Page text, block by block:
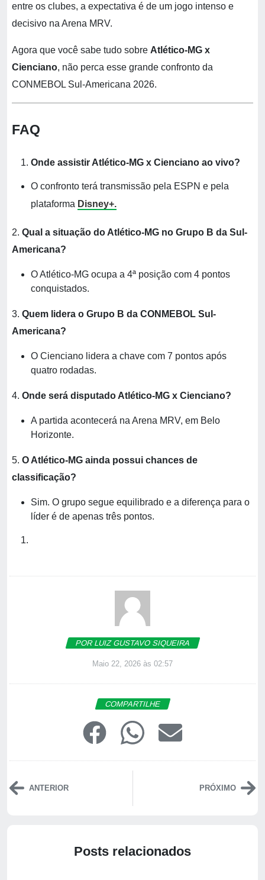
entre os clubes, a expectativa é de um jogo intenso e
decisivo na Arena MRV.
Agora que você sabe tudo sobre Atlético-MG x
Cienciano, não perca esse grande confronto da
CONMEBOL Sul-Americana 2026.
FAQ
Onde assistir Atlético-MG x Cienciano ao vivo?
O confronto terá transmissão pela ESPN e pela
plataforma Disney+.
2. Qual a situação do Atlético-MG no Grupo B da Sul-
Americana?
O Atlético-MG ocupa a 4ª posição com 4 pontos
conquistados.
3. Quem lidera o Grupo B da CONMEBOL Sul-
Americana?
O Cienciano lidera a chave com 7 pontos após
quatro rodadas.
4. Onde será disputado Atlético-MG x Cienciano?
A partida acontecerá na Arena MRV, em Belo
Horizonte.
5. O Atlético-MG ainda possui chances de
classificação?
Sim. O grupo segue equilibrado e a diferença para o
líder é de apenas três pontos.
POR LUIZ GUSTAVO SIQUEIRA
Maio 22, 2026 às 02:57
COMPARTILHE
ANTERIOR PRÓXIMO
Posts relacionados